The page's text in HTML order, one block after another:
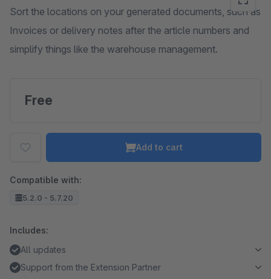
Sort the locations on your generated documents, such as
Invoices or delivery notes after the article numbers and
simplify things like the warehouse management.
Free
Add to cart
Compatible with:
5.2.0 - 5.7.20
Includes:
All updates
Support from the Extension Partner